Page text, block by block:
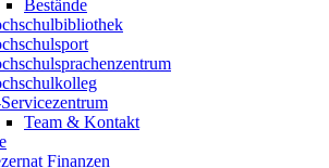
Bestände
Team & Kontakt
Finanzen